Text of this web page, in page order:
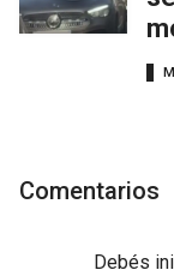
Comentarios
Debés